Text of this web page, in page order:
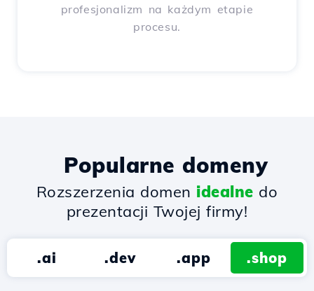
profesjonalizm na każdym etapie
procesu.
Popularne domeny
Rozszerzenia domen idealne do
prezentacji Twojej firmy!
.ai .dev .app .shop